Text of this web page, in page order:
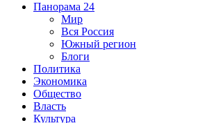
Панорама 24
Мир
Вся Россия
Южный регион
Блоги
Политика
Экономика
Общество
Власть
Культура